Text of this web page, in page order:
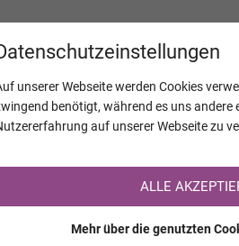
Sie sind noch nicht auf
>> zur kostenlosen
unserer Webseite werden Cookies
benötigt, während es uns andere
auf unserer Webseite zu
ALLE
Mehr über die genutzten
KALENDER